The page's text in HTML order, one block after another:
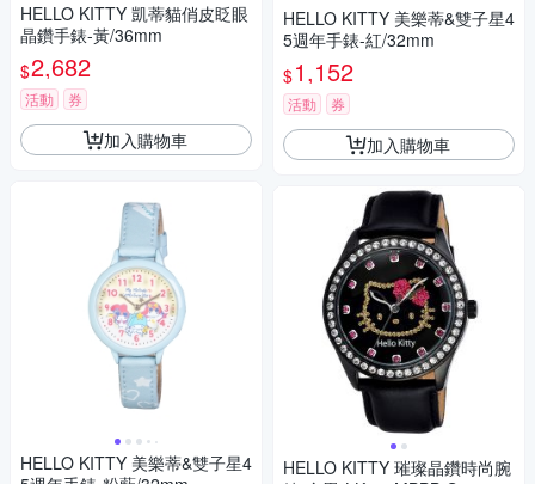
HELLO KITTY 凱蒂貓俏皮眨眼
晶鑽手錶-黃/36mm
$2,682
活動 券
加入購物車
HELLO KITTY 美樂蒂&雙子星4
HELLO KITTY 美樂蒂&雙子星4
5週年手錶-紅/32mm
$1,152
活動 券
加入購物車
HELLO KITTY 璀璨晶鑽時尚腕